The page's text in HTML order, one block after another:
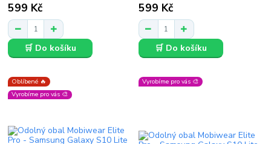
599 Kč
🛒 Do košíku
599 Kč
🛒 Do košíku
Oblíbené 🔥
Vyrobíme pro vás 🎨
Vyrobíme pro vás 🎨